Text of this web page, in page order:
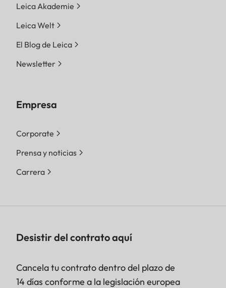
Leica Akademie
Leica Welt
El Blog de Leica
Newsletter
Empresa
Corporate
Prensa y noticias
Carrera
Desistir del contrato aquí
Cancela tu contrato dentro del plazo de
14 días conforme a la legislación europea